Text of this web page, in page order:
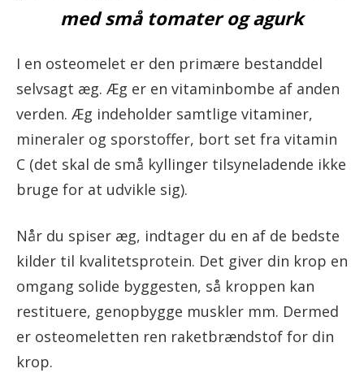
med små tomater og agurk
I en osteomelet er den primære bestanddel
selvsagt æg. Æg er en vitaminbombe af anden
verden. Æg indeholder samtlige vitaminer,
mineraler og sporstoffer, bort set fra vitamin
C (det skal de små kyllinger tilsyneladende ikke
bruge for at udvikle sig).
Når du spiser æg, indtager du en af de bedste
kilder til kvalitetsprotein. Det giver din krop en
omgang solide byggesten, så kroppen kan
restituere, genopbygge muskler mm. Dermed
er osteomeletten ren raketbrændstof for din
krop.